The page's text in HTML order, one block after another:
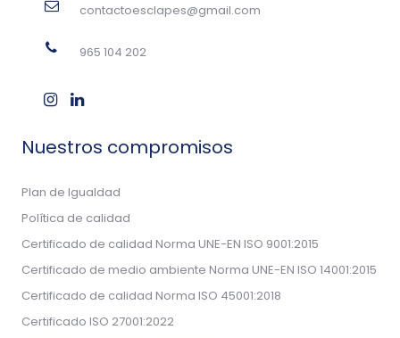
contactoesclapes@gmail.com
965 104 202
Nuestros compromisos
Plan de Igualdad
Política de calidad
Certificado de calidad Norma UNE-EN ISO 9001:2015
Certificado de medio ambiente Norma UNE-EN ISO 14001:2015
Certificado de calidad Norma ISO 45001:2018
Certificado ISO 27001:2022